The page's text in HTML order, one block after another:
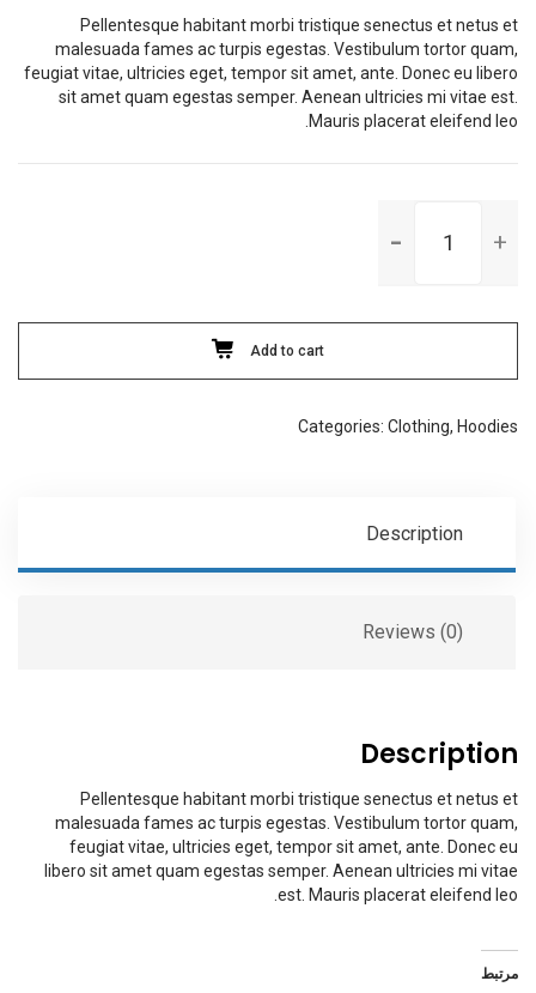
Pellentesque habitant morbi tristique senectus et netus et
malesuada fames ac turpis egestas. Vestibulum tortor quam,
feugiat vitae, ultricies eget, tempor sit amet, ante. Donec eu libero
sit amet quam egestas semper. Aenean ultricies mi vitae est.
Mauris placerat eleifend leo.
Ninja
Add to cart
Categories: Clothing, Hoodies
Description
Reviews (0)
Description
Pellentesque habitant morbi tristique senectus et netus et
malesuada fames ac turpis egestas. Vestibulum tortor quam,
feugiat vitae, ultricies eget, tempor sit amet, ante. Donec eu
libero sit amet quam egestas semper. Aenean ultricies mi vitae
est. Mauris placerat eleifend leo.
مرتبط